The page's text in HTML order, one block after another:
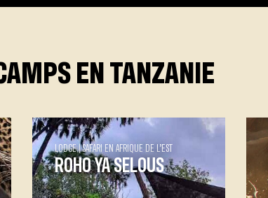
EN TANZANIE
LODGE SAFARI EN AFRIQUE DE L’EST
ROHO YA SELOUS